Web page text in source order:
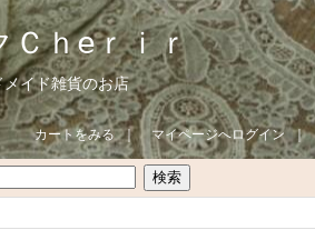
Ｃｈeｒｉｒ
イド雑貨のお店
カートをみる｜ マイページへログイン｜